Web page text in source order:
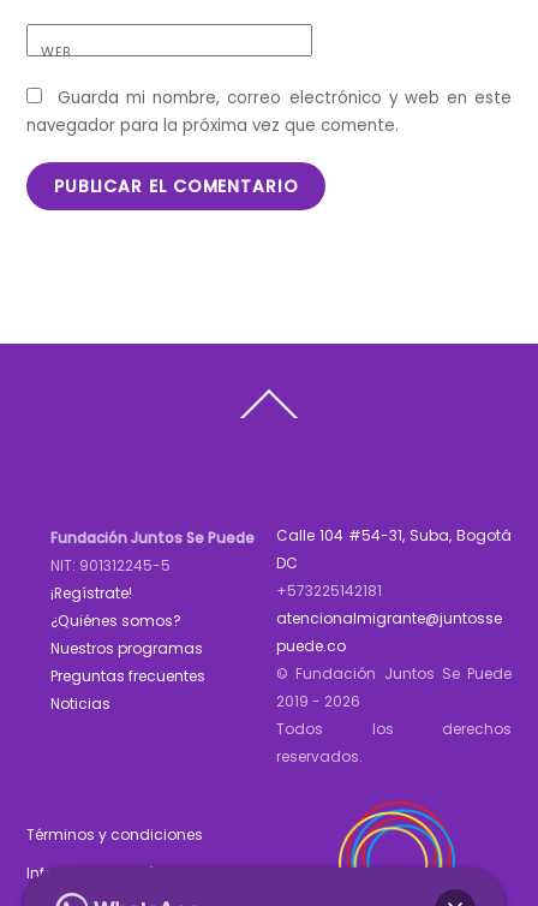
WEB
Guarda mi nombre, correo electrónico y web en este
navegador para la próxima vez que comente.
To
Fundación Juntos Se Puede
NIT: 901312245-5
¡Regístrate!
¿Quiénes somos?
Nuestros programas
Preguntas frecuentes
Noticias
Calle 104 #54-31, Suba, Bogotá
DC
+573225142181
atencionalmigrante@juntosse
puede.co
© Fundación Juntos Se Puede
2019 - 2026
Todos los derechos
reservados.
Términos y condiciones
Informe de gestión 2025